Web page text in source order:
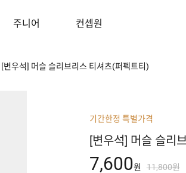
주니어 컨셉원
[변우석] 머슬 슬리브리스 티셔츠(퍼펙트티)
기간한정 특별가격
[변우석] 머슬 슬리
7,600원 11,800원